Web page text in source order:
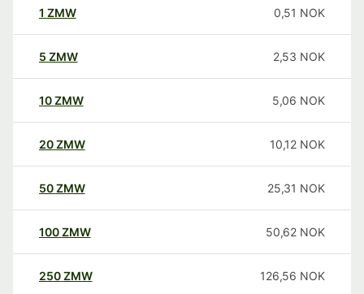
1 ZMW 0,51 NOK
5 ZMW 2,53 NOK
10ZMW 5,06 NOK
20ZMW 10,12 NOK
50ZMW 25,31 NOK
100ZMW 50,62 NOK
250ZMW 126,56 NOK